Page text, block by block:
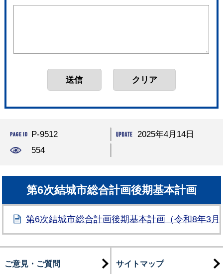
P-9512
2025年4月14日
554
第6次結城市総合計画後期基本計画
第6次結城市総合計画後期基本計画（令和8年3月
ご意見・ご質問 サイトマップ